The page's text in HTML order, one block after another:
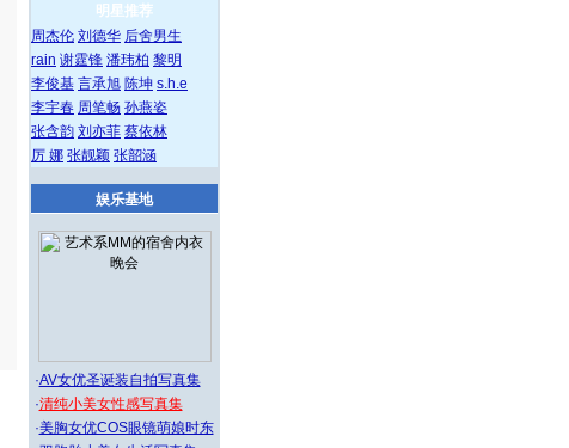
明星推荐
周杰伦 刘德华 后舍男生
rain 谢霆锋 潘玮柏 黎明
李俊基 言承旭 陈坤 s.h.e
李宇春 周笔畅 孙燕姿
张含韵 刘亦菲 蔡依林
厉 娜 张靓颖 张韶涵
娱乐基地
·AV女优圣诞装自拍写真集
·清纯小美女性感写真集
·美胸女优COS眼镜萌娘时东